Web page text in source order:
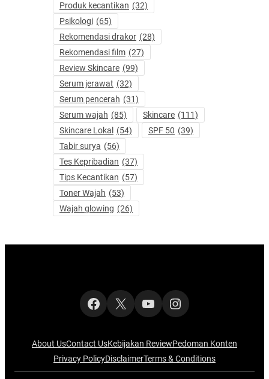
Produk kecantikan (32)
Psikologi (65)
Rekomendasi drakor (28)
Rekomendasi film (27)
Review Skincare (99)
Serum jerawat (32)
Serum pencerah (31)
Serum wajah (85) Skincare (111)
Skincare Lokal
(54) SPF 50 (39)
Tabir surya (56)
Tes Kepribadian (37)
Tips Kecantikan (57)
Toner Wajah (53)
Wajah glowing (26)
Facebook
X YouTubeInstagram
About UsContact UsKebijakan ReviewPedoman Konten
Privacy PolicyDisclaimerTerms & Conditions